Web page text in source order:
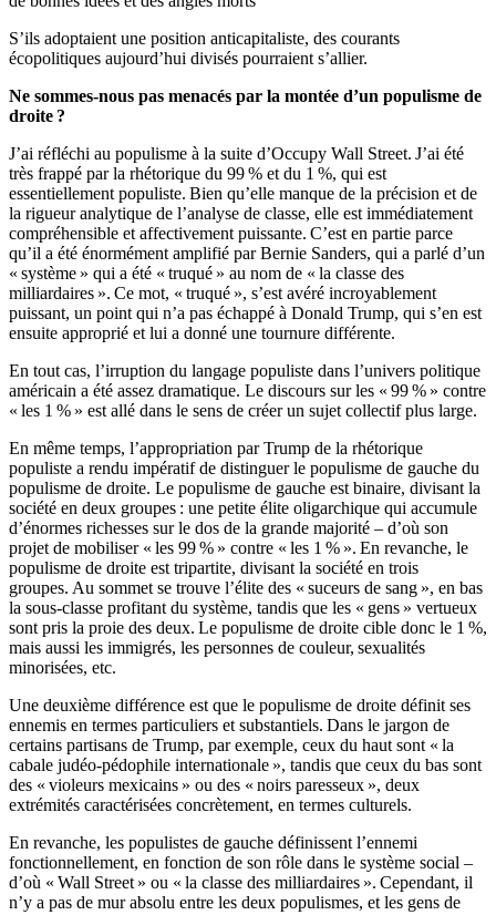
S’ils adoptaient une position anticapitaliste, des courants
écopolitiques aujourd’hui divisés pourraient s’allier.
Ne sommes-nous pas menacés par la montée d’un populisme de
droite ?
J’ai réfléchi au populisme à la suite d’Occupy Wall Street. J’ai été
très frappé par la rhétorique du 99 % et du 1 %, qui est
essentiellement populiste. Bien qu’elle manque de la précision et de
la rigueur analytique de l’analyse de classe, elle est immédiatement
compréhensible et affectivement puissante. C’est en partie parce
qu’il a été énormément amplifié par Bernie Sanders, qui a parlé d’un
« système » qui a été « truqué » au nom de « la classe des
milliardaires ». Ce mot, « truqué », s’est avéré incroyablement
puissant, un point qui n’a pas échappé à Donald Trump, qui s’en est
ensuite approprié et lui a donné une tournure différente.
En tout cas, l’irruption du langage populiste dans l’univers politique
américain a été assez dramatique. Le discours sur les « 99 % » contre
« les 1 % » est allé dans le sens de créer un sujet collectif plus large.
En même temps, l’appropriation par Trump de la rhétorique
populiste a rendu impératif de distinguer le populisme de gauche du
populisme de droite. Le populisme de gauche est binaire, divisant la
société en deux groupes : une petite élite oligarchique qui accumule
d’énormes richesses sur le dos de la grande majorité – d’où son
projet de mobiliser « les 99 % » contre « les 1 % ». En revanche, le
populisme de droite est tripartite, divisant la société en trois
groupes. Au sommet se trouve l’élite des « suceurs de sang », en bas
la sous-classe profitant du système, tandis que les « gens » vertueux
sont pris la proie des deux. Le populisme de droite cible donc le 1 %,
mais aussi les immigrés, les personnes de couleur, sexualités
minorisées, etc.
Une deuxième différence est que le populisme de droite définit ses
ennemis en termes particuliers et substantiels. Dans le jargon de
certains partisans de Trump, par exemple, ceux du haut sont « la
cabale judéo-pédophile internationale », tandis que ceux du bas sont
des « violeurs mexicains » ou des « noirs paresseux », deux
extrémités caractérisées concrètement, en termes culturels.
En revanche, les populistes de gauche définissent l’ennemi
fonctionnellement, en fonction de son rôle dans le système social –
d’où « Wall Street » ou « la classe des milliardaires ». Cependant, il
n’y a pas de mur absolu entre les deux populismes, et les gens de